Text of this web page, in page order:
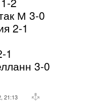
М 3-0
2-1
1
3-0
21:13